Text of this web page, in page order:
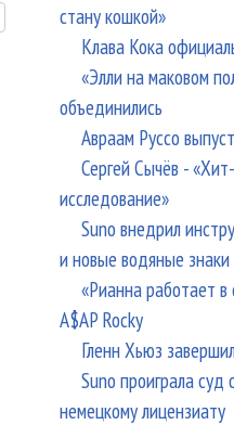
стану кошкой»
Клава Кока
«Элли на маковом
объединились
Авраам Руссо
Сергей Сычёв -
исследование»
Suno внедрил
и новые водяные знаки
«Рианна работает в
A$AP Rocky
Гленн Хьюз
Suno проиграла
немецкому лицензиату